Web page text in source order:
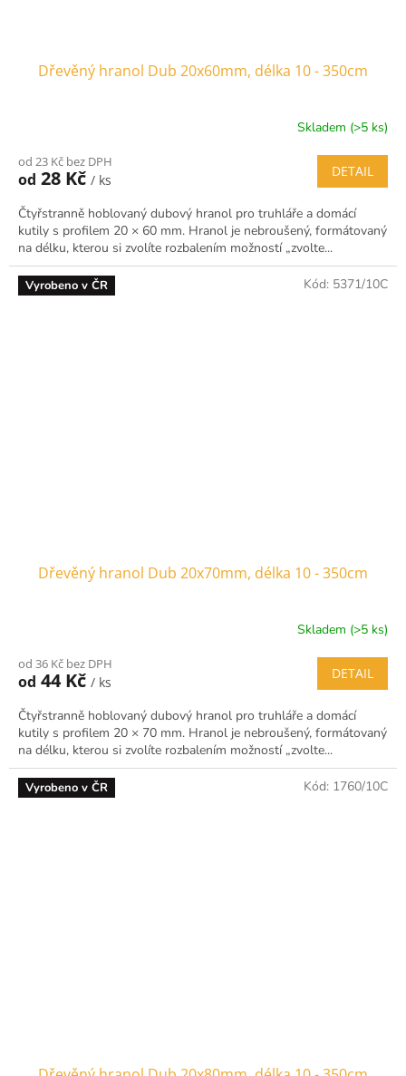
Dřevěný hranol Dub 20x60mm, délka 10 - 350cm
Skladem (>5 ks)
od 23 Kč bez DPH
od 28 Kč / ks
DETAIL
Čtyřstranně hoblovaný dubový hranol pro truhláře a domácí
kutily s profilem 20 × 60 mm. Hranol je nebroušený, formátovaný
na délku, kterou si zvolíte rozbalením možností „zvolte...
Vyrobeno v ČR
Dřevěný hranol Dub 20x70mm, délka 10 - 350cm
Skladem (>5 ks)
od 36 Kč bez DPH
od 44 Kč / ks
DETAIL
Čtyřstranně hoblovaný dubový hranol pro truhláře a domácí
kutily s profilem 20 × 70 mm. Hranol je nebroušený, formátovaný
na délku, kterou si zvolíte rozbalením možností „zvolte...
Kód: 5371/10C
Vyrobeno v ČR Kód: 1760/10C